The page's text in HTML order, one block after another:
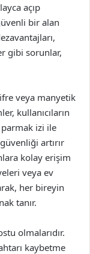
açıp
bir alan
gibi sorunlar,
veya manyetik
kullanıcıların
izi ile
artırır
kolay erişim
veya ev
her bireyin
tanır.
olmalarıdır.
kaybetme